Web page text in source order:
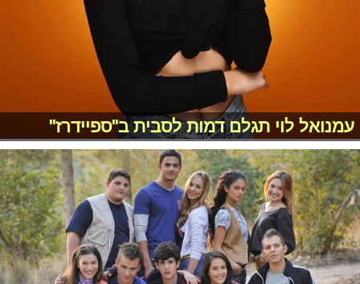
עמנואל לוי תגלם דמות לסבית ב"ספיידרז"